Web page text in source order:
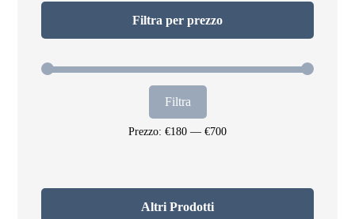
Filtra per prezzo
Filtra
Prezzo: €180 — €700
Altri Prodotti